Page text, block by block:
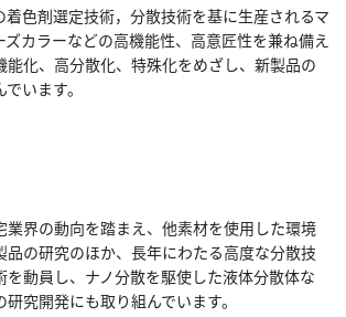
着色剤選定技術，分散技術を基に生産されるマ
ズカラーなどの高機能性、高意匠性を兼ね備え
能化、高分散化、特殊化をめざし、新製品の
います。
業界の動向を踏まえ、他素材を使用した環境
品の研究のほか、長年にわたる高度な分散技
を動員し、ナノ分散を駆使した液体分散体な
究開発にも取り組んでいます。